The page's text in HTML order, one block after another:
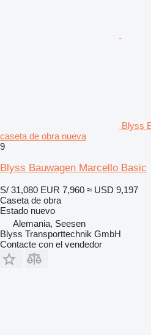
Blyss
caseta de obra nueva
9
Blyss Bauwagen Marcello Basic
S/ 31,080 EUR 7,960 ≈ USD 9,197
Caseta de obra
Estado nuevo
Alemania, Seesen
Blyss Transporttechnik GmbH
Contacte con el vendedor